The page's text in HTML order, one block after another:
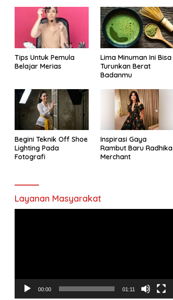
Tips Untuk Pemula
Belajar Merias
Lima Minuman Ini Bisa
Turunkan Berat
Badanmu
Begini Teknik Off Shoe
Lighting Pada
Fotografi
Inspirasi Gaya
Rambut Baru Radhika
Merchant
Layanan Masyarakat
00:00 01:11